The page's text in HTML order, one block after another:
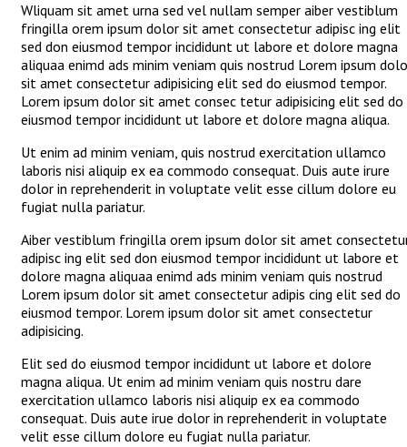
Wliquam sit amet urna sed vel nullam semper aiber vestiblum
fringilla orem ipsum dolor sit amet consectetur adipisc ing elit
sed don eiusmod tempor incididunt ut labore et dolore magna
aliquaa enimd ads minim veniam quis nostrud Lorem ipsum
sit amet consectetur adipisicing elit sed do eiusmod tempor.
Lorem ipsum dolor sit amet consec tetur adipisicing elit sed do
eiusmod tempor incididunt ut labore et dolore magna aliqua.
Ut enim ad minim veniam, quis nostrud exercitation ullamco
laboris nisi aliquip ex ea commodo consequat. Duis aute irure
dolor in reprehenderit in voluptate velit esse cillum dolore eu
fugiat nulla pariatur.
Aiber vestiblum fringilla orem ipsum dolor sit amet
adipisc ing elit sed don eiusmod tempor incididunt ut labore et
dolore magna aliquaa enimd ads minim veniam quis nostrud
Lorem ipsum dolor sit amet consectetur adipis cing elit sed do
eiusmod tempor. Lorem ipsum dolor sit amet consectetur
adipisicing.
Elit sed do eiusmod tempor incididunt ut labore et dolore
magna aliqua. Ut enim ad minim veniam quis nostru dare
exercitation ullamco laboris nisi aliquip ex ea commodo
consequat. Duis aute irue dolor in reprehenderit in voluptate
velit esse cillum dolore eu fugiat nulla pariatur.